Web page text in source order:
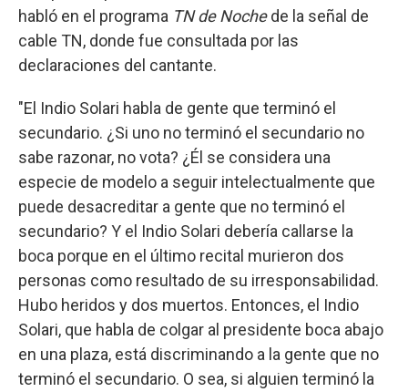
habló en el programa TN de Nochede la señal de
cable TN, donde fue consultada por las
declaraciones del cantante.
"El Indio Solari habla de gente que terminó el
secundario. ¿Si uno no terminó el secundario no
sabe razonar, no vota? ¿Él se considera una
especie de modelo a seguir intelectualmente que
puede desacreditar a gente que no terminó el
secundario? Y el Indio Solari debería callarse la
boca porque en el último recital murieron dos
personas como resultado de su irresponsabilidad.
Hubo heridos y dos muertos. Entonces, el Indio
Solari, que habla de colgar al presidente boca abajo
en una plaza, está discriminando a la gente que no
terminó el secundario. O sea, si alguien terminó la